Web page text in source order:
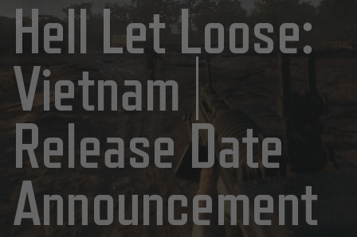
Hell Let Loose:
Vietnam |
Release Date
Announcement